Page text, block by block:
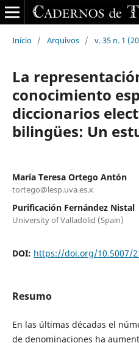
Início / Arquivos / v. 35 n. 1
La
conocimiento
diccionarios
bilingües: Un
María Teresa Ortego Antón
tortego@lesp.uva.es.x
Purificación Fernández Nistal
University of Valladolid (Spain)
DOI: https://doi.org/10.5007/
Resumo
En las últimas décadas el
de denominaciones ha